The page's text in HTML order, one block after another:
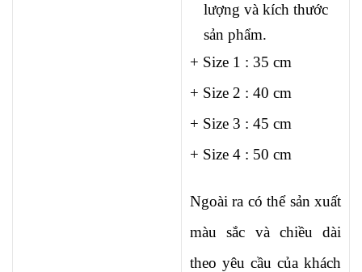
lượng và kích thước
sản phẩm.
+ Size 1 : 35 cm
+ Size 2 : 40 cm
+ Size 3 : 45 cm
+ Size 4 : 50 cm
Ngoài ra có thể sản xuất
màu sắc và chiều dài
theo yêu cầu của khách